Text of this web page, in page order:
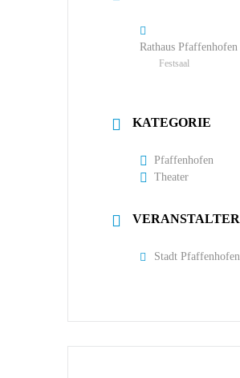
Rathaus Pfaffenhofen
Festsaal
KATEGORIE
Pfaffenhofen
Theater
VERANSTALTER
Stadt Pfaffenhofen